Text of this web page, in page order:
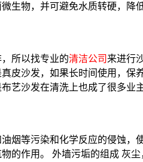
生物，并可避免水质转硬，降
所以找专业的清洁公司 来进行
皮沙发，如果长时间使用，
艺沙发在清洗上也成了很多业
烟等污染和化学反应的侵蚀
的作用。 外墙污垢的组成 灰